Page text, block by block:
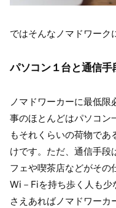
ではそんなノマドワーク
パソコン１台と通信手
ノマドワーカーに最低
事のほとんどはパソコン
もそれくらいの荷物であ
けです。ただ、通信手段
フェや喫茶店などがその
Wi－Fiを持ち歩く人も少
さえあればノマドワーカ